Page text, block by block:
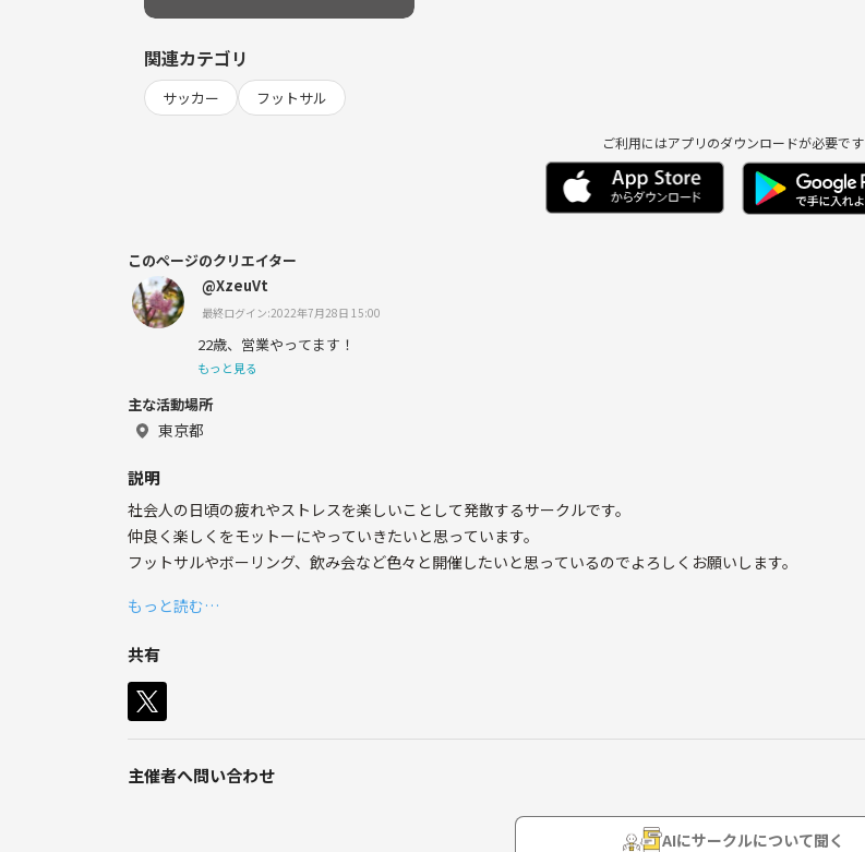
関連カテゴリ
サッカー フットサル
ご利用にはアプリのダウンロードが必要です
このページのクリエイター
@XzeuVt
最終ログイン:2022年7月28日 15:00
22歳、営業やってます！
もっと見る
主な活動場所
東京都
説明
社会人の日頃の疲れやストレスを楽しいことして発散するサークルです。
仲良く楽しくをモットーにやっていきたいと思っています。
フットサルやボーリング、飲み会など色々と開催したいと思っているのでよろしくお願いします。
もっと読む…
共有
主催者へ問い合わせ
AIにサークルについて聞く